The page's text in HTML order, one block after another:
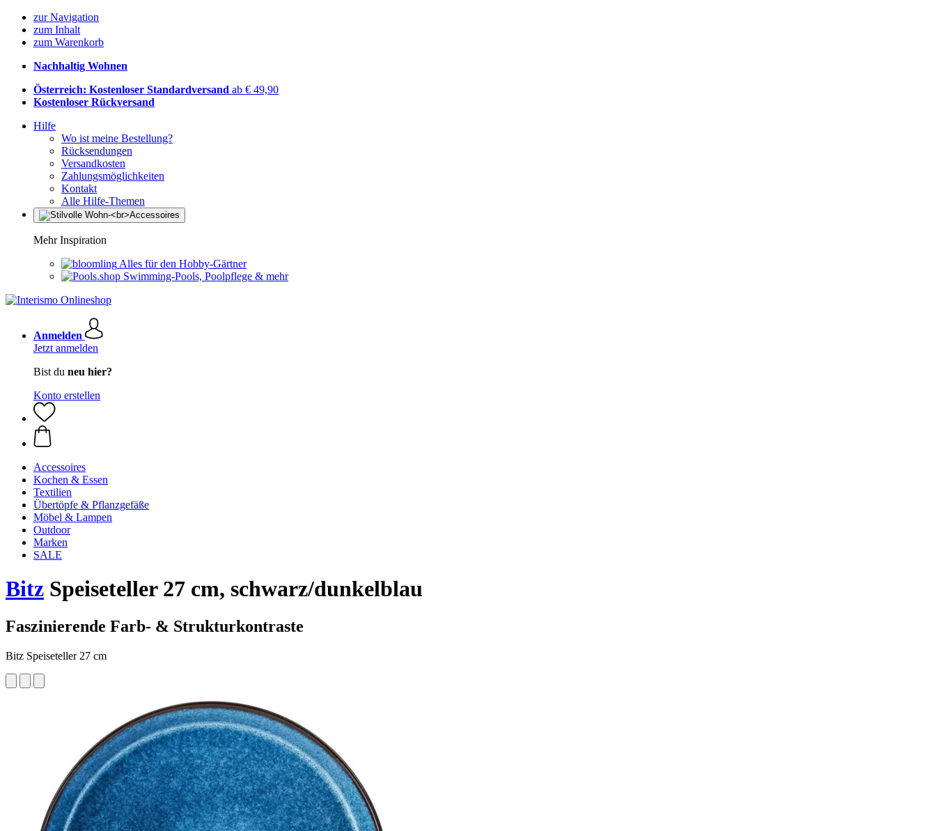
zur Navigation
zum Inhalt
zum Warenkorb
Nachhaltig Wohnen
Österreich: Kostenloser Standardversand ab € 49,90
Kostenloser Rückversand
Hilfe
Wo ist meine Bestellung?
Rücksendungen
Versandkosten
Zahlungsmöglichkeiten
Kontakt
Alle Hilfe-Themen
Mehr Inspiration
Alles für den Hobby-Gärtner
Swimming-Pools, Poolpflege & mehr
Anmelden
Jetzt anmelden
Bist du neu hier?
Konto erstellen
Accessoires
Kochen & Essen
Textilien
Übertöpfe & Pflanzgefäße
Möbel & Lampen
Outdoor
Marken
SALE
Bitz Speiseteller 27 cm, schwarz/dunkelblau
Faszinierende Farb- & Strukturkontraste
Bitz Speiseteller 27 cm